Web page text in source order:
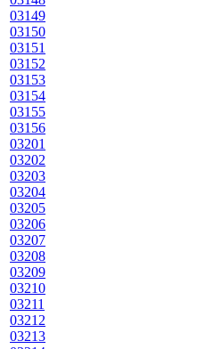
03149
03150
03151
03152
03153
03154
03155
03156
03201
03202
03203
03204
03205
03206
03207
03208
03209
03210
03211
03212
03213